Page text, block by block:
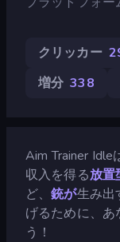
クリッカー
増分 338
Aim Trainer Idle
収入を得る放置
ど、銃が生み出
げるために、あ
う！